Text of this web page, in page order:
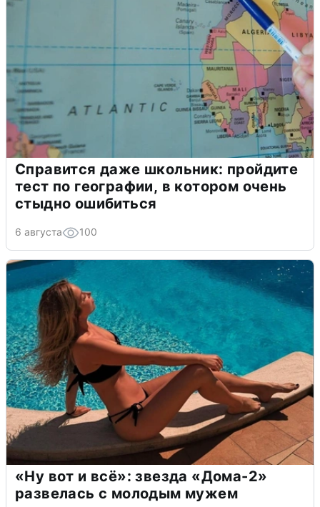
Справится даже школьник: пройдите
тест по географии, в котором очень
стыдно ошибиться
6 августа 100
«Ну вот и всё»: звезда «Дома-2»
развелась с молодым мужем